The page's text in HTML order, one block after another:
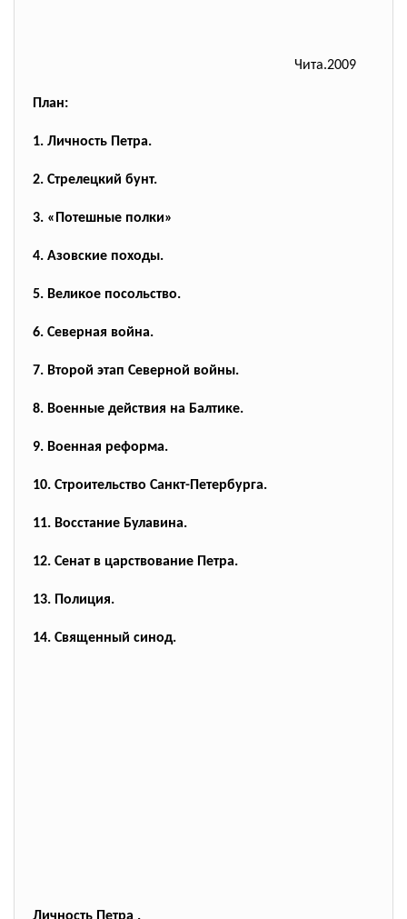
Чита.2009
План:
1. Личность Петра.
2. Стрелецкий бунт.
3. «Потешные полки»
4. Азовские походы.
5. Великое посольство.
6. Северная война.
7. Второй этап Северной войны.
8. Военные действия на Балтике.
9. Военная реформа.
10. Строительство Санкт-Петербурга.
11. Восстание Булавина.
12. Сенат в царствование Петра.
13. Полиция.
14. Священный синод.